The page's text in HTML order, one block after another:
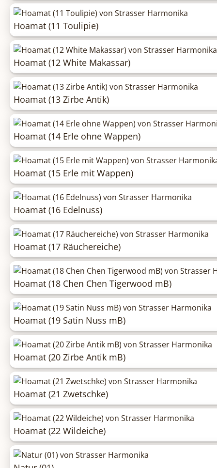
Hoamat (11 Toulipie)
Hoamat (12 White Makassar)
Hoamat (13 Zirbe Antik)
Hoamat (14 Erle ohne Wappen)
Hoamat (15 Erle mit Wappen)
Hoamat (16 Edelnuss)
Hoamat (17 Räuchereiche)
Hoamat (18 Chen Chen Tigerwood mB)
Hoamat (19 Satin Nuss mB)
Hoamat (20 Zirbe Antik mB)
Hoamat (21 Zwetschke)
Hoamat (22 Wildeiche)